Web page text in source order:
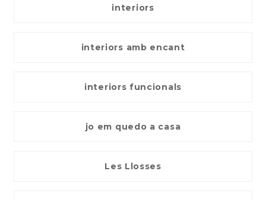
interiors
interiors amb encant
interiors funcionals
jo em quedo a casa
Les Llosses